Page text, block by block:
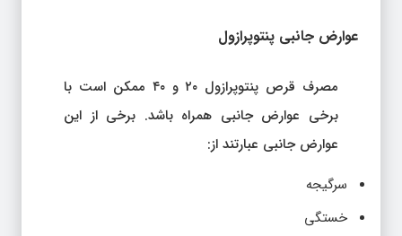
عوارض جانبی پنتوپرازول
مصرف قرص پنتوپرازول ۲۰ و ۴۰ ممکن است با
برخی عوارض جانبی همراه باشد. برخی از این
عوارض جانبی عبارتند از:
سرگیجه
خستگی